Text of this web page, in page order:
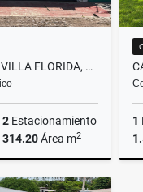
CASA EN VENTA EN VILLA FLORIDA, TECOMÁN, COLIMA
2 Estacionamiento
314.20Área m2
Venta
1